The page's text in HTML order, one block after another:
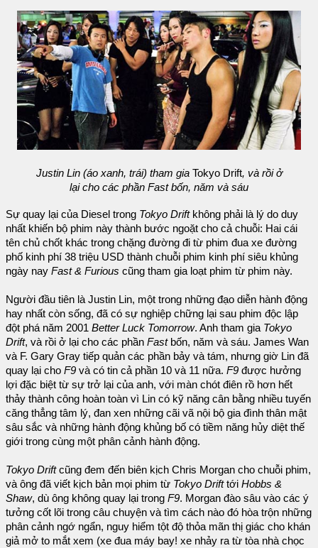
Justin Lin (áo xanh, trái) tham giaTokyo Drift, và rồi ở
lại cho các phần Fast bốn, năm và sáu
Sự quay lại của Diesel trong Tokyo Driftkhông phải là lý do duy
nhất khiến bộ phim này thành bước ngoặt cho cả chuỗi: Hai cái
tên chủ chốt khác trong chặng đường đi từ phim đua xe đường
phố kinh phí 38 triệu USD thành chuỗi phim kinh phí siêu khủng
ngày nay Fast & Furious cũng tham gia loạt phim từ phim này.
Người đầu tiên là Justin Lin, một trong những đạo diễn hành động
hay nhất còn sống, đã có sự nghiệp chững lại sau phim độc lập
đột phá năm 2001 Better Luck Tomorrow. Anh tham gia Tokyo
Drift, và rồi ở lại cho các phần Fast bốn, năm và sáu. James Wan
và F. Gary Gray tiếp quản các phần bảy và tám, nhưng giờ Lin đã
quay lại cho F9 và có tin cả phần 10 và 11 nữa. F9 được hưởng
lợi đặc biệt từ sự trở lại của anh, với màn chót điên rồ hơn hết
thảy thành công hoàn toàn vì Lin có kỹ năng cân bằng nhiều tuyến
căng thẳng tâm lý, đan xen những cãi vã nội bộ gia đình thân mật
sâu sắc và những hành động khủng bố có tiềm năng hủy diệt thế
giới trong cùng một phân cảnh hành động.
Tokyo Driftcũng đem đến biên kịch Chris Morgan cho chuỗi phim,
và ông đã viết kịch bản mọi phim từ Tokyo Drifttới Hobbs &
Shaw, dù ông không quay lại trong F9. Morgan đào sâu vào các ý
tưởng cốt lõi trong câu chuyện và tìm cách nào đó hòa trộn những
phân cảnh ngớ ngẩn, nguy hiểm tột độ thỏa mãn thị giác cho khán
giả mở to mắt xem (xe đua máy bay! xe nhảy ra từ tòa nhà chọc